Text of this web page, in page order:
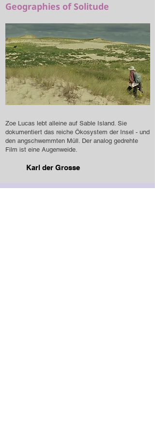
Geographies of Solitude
Zoe Lucas lebt alleine auf Sable Island. Sie
dokumentiert das reiche Ökosystem der Insel - und
den angschwemmten Müll. Der analog gedrehte
Film ist eine Augenweide.
Karl der Grosse